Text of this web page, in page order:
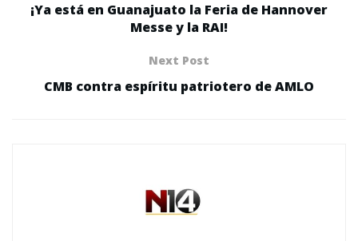
¡Ya está en Guanajuato la Feria de Hannover
Messe y la RAI!
Next Post
CMB contra espíritu patriotero de AMLO